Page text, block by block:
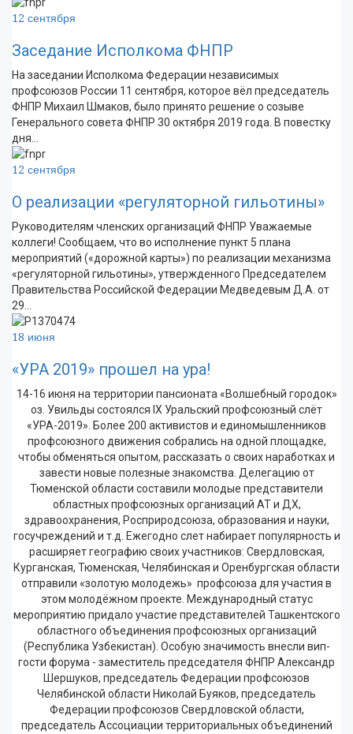
12 сентября
Заседание Исполкома ФНПР
На заседании Исполкома Федерации независимых
профсоюзов России 11 сентября, которое вёл председатель
ФНПР Михаил Шмаков, было принято решение о созыве
Генерального совета ФНПР 30 октября 2019 года. В повестку
дня…
12 сентября
О реализации «регуляторной гильотины»
Руководителям членских организаций ФНПР Уважаемые
коллеги! Сообщаем, что во исполнение пункт 5 плана
мероприятий («дорожной карты») по реализации механизма
«регуляторной гильотины», утвержденного Председателем
Правительства Российской Федерации Медведевым Д.А. от
29…
18 июня
«УРА 2019» прошел на ура!
14-16 июня на территории пансионата «Волшебный городок»
оз. Увильды состоялся IX Уральский профсоюзный слёт
«УРА-2019». Более 200 активистов и единомышленников
профсоюзного движения собрались на одной площадке,
чтобы обменяться опытом, рассказать о своих наработках и
завести новые полезные знакомства. Делегацию от
Тюменской области составили молодые представители
областных профсоюзных организаций АТ и ДХ,
здравоохранения, Росприродсоюза, образования и науки,
госучреждений и т.д. Ежегодно слет набирает популярность и
расширяет географию своих участников: Свердловская,
Курганская, Тюменская, Челябинская и Оренбургская области
отправили «золотую молодежь» профсоюза для участия в
этом молодёжном проекте. Международный статус
мероприятию придало участие представителей Ташкентского
областного объединения профсоюзных организаций
(Республика Узбекистан). Особую значимость внесли вип-
гости форума - заместитель председателя ФНПР Александр
Шершуков, председатель Федерации профсоюзов
Челябинской области Николай Буяков, председатель
Федерации профсоюзов Свердловской области,
председатель Ассоциации территориальных объединений